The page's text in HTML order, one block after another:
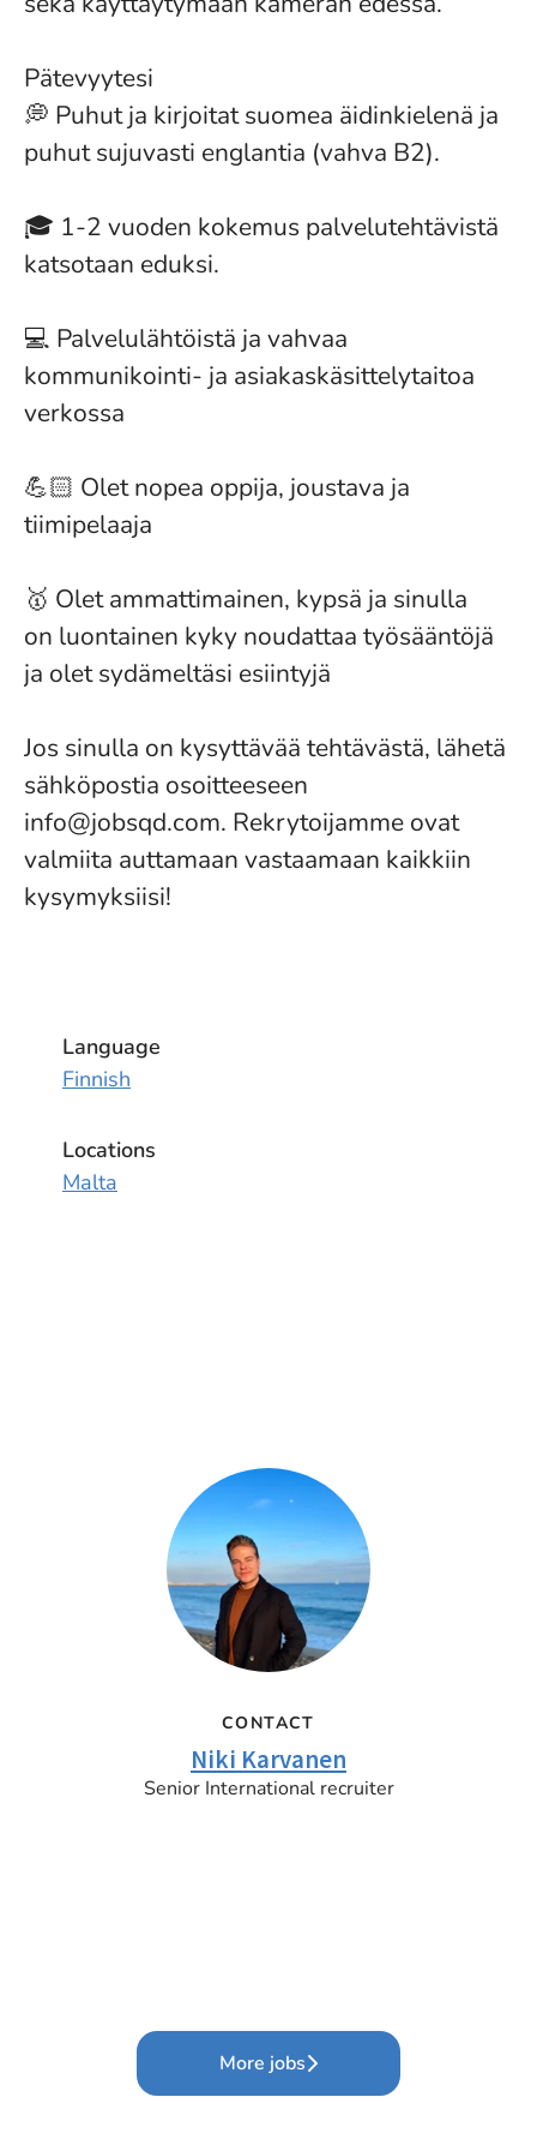
Pätevyytesi
💭 Puhut ja kirjoitat suomea äidinkielenä ja
puhut sujuvasti englantia (vahva B2).
🎓 1-2 vuoden kokemus palvelutehtävistä
katsotaan eduksi.
💻 Palvelulähtöistä ja vahvaa
kommunikointi- ja asiakaskäsittelytaitoa
verkossa
💪🏻 Olet nopea oppija, joustava ja
tiimipelaaja
🥇 Olet ammattimainen, kypsä ja sinulla
on luontainen kyky noudattaa työsääntöjä
ja olet sydämeltäsi esiintyjä
Jos sinulla on kysyttävää tehtävästä, lähetä
sähköpostia osoitteeseen
info@jobsqd.com. Rekrytoijamme ovat
valmiita auttamaan vastaamaan kaikkiin
kysymyksiisi!
Language
Finnish
Locations
Malta
CONTACT
Niki Karvanen
Senior International recruiter
More jobs